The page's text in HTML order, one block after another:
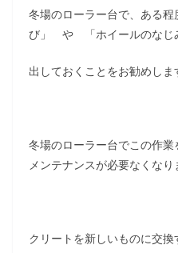
冬場のローラー台で、ある
び」 や 「ホイールのなじ
出しておくことをお勧めしま
冬場のローラー台でこの作
メンテナンスが必要なくなり
クリートを新しいものに交